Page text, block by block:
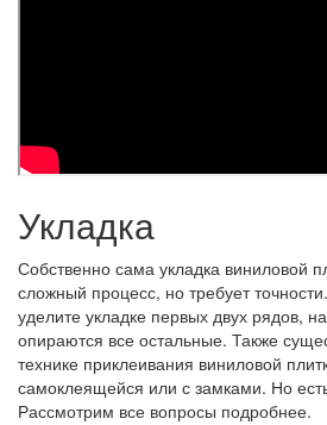
Укладка
Собственно сама укладка виниловой
сложный процесс, но требует
уделите укладке первых двух рядов,
опираются все остальные. Также
технике приклеивания виниловой
самоклеящейся или с замками. Но
Рассмотрим все вопросы подробнее.